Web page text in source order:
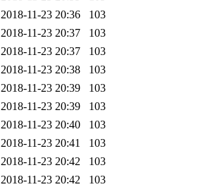
2018-11-23 20:36
103
2018-11-23 20:37
103
2018-11-23 20:37
103
2018-11-23 20:38
103
2018-11-23 20:39
103
2018-11-23 20:39
103
2018-11-23 20:40
103
2018-11-23 20:41
103
2018-11-23 20:42
103
2018-11-23 20:42
103